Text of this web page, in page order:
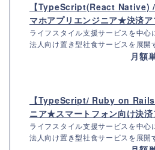
【TypeScript(React Native)
マホアプリエンジニア★決済ア
ライフスタイル支援サービスを中心
法人向け置き型社食サービスを展開
月額
【TypeScript/ Ruby on Rails
ニア★スマートフォン向け決済
ライフスタイル支援サービスを中心
法人向け置き型社食サービスを展開